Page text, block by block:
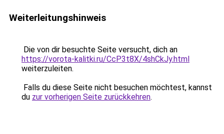
Weiterleitungshinweis
Die von dir besuchte Seite versucht, dich an
https://vorota-kalitki.ru/CcP3t8X/4shCkJy.html
weiterzuleiten.
Falls du diese Seite nicht besuchen möchtest, kannst
du zur vorherigen Seite zurückkehren.